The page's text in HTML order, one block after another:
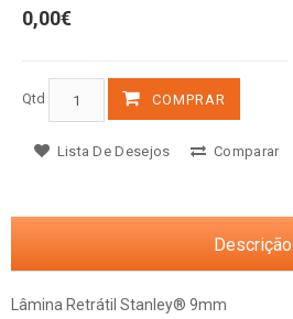
0,00€
Qtd COMPRAR
Lista De Desejos Comparar
Descrição
Lâmina Retrátil Stanley® 9mm